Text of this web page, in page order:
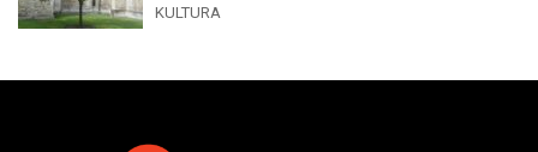
KULTURA